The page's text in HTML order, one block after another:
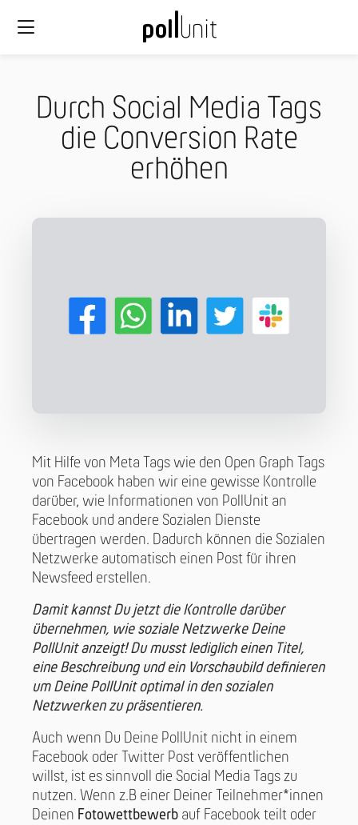
Durch Social Media Tags
die Conversion Rate
erhöhen
Mit Hilfe von Meta Tags wie den Open Graph Tags
von Facebook haben wir eine gewisse Kontrolle
darüber, wie Informationen von PollUnit an
Facebook und andere Sozialen Dienste
übertragen werden. Dadurch können die Sozialen
Netzwerke automatisch einen Post für ihren
Newsfeed erstellen.
Damit kannst Du jetzt die Kontrolle darüber
übernehmen, wie soziale Netzwerke Deine
PollUnit anzeigt! Du musst lediglich einen Titel,
eine Beschreibung und ein Vorschaubild definieren
um Deine PollUnit optimal in den sozialen
Netzwerken zu präsentieren.
Auch wenn Du Deine PollUnit nicht in einem
Facebook oder Twitter Post veröffentlichen
willst, ist es sinnvoll die Social Media Tags zu
nutzen. Wenn z.B einer Deiner Teilnehmer*innen
Deinen Fotowettbewerb auf Facebook teilt oder